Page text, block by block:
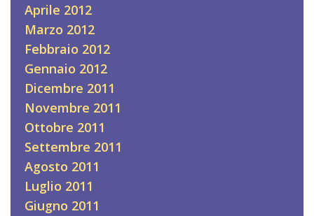
Aprile 2012
Marzo 2012
Febbraio 2012
Gennaio 2012
Dicembre 2011
Novembre 2011
Ottobre 2011
Settembre 2011
Agosto 2011
Luglio 2011
Giugno 2011